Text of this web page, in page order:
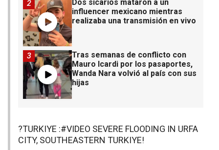
Dos sicarios mataron a un
influencer mexicano mientras
realizaba una transmisión en vivo
2
Tras semanas de conflicto con
Mauro Icardi por los pasaportes,
Wanda Nara volvió al país con sus
hijas
3
?TURKIYE :#VIDEO SEVERE FLOODING IN URFA
CITY, SOUTHEASTERN TURKIYE!